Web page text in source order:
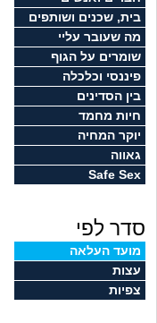
בית, שכנים ושותפים
מה שעובר עליי
שומרים על הגוף
פיננסי וכלכלה
בין הסדינים
חיות מחמד
יוקר המחיה
גאווה
Safe Sex
סדר לפי
מועד העלאה
עצות
צפיות